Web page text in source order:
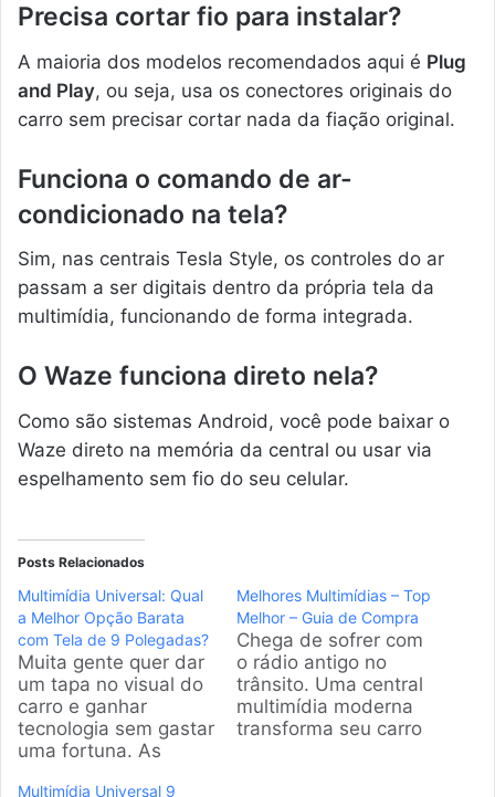
Precisa cortar fio para instalar?
A maioria dos modelos recomendados aqui é Plug
and Play, ou seja, usa os conectores originais do
carro sem precisar cortar nada da fiação original.
Funciona o comando de ar-
condicionado na tela?
Sim, nas centrais Tesla Style, os controles do ar
passam a ser digitais dentro da própria tela da
multimídia, funcionando de forma integrada.
O Waze funciona direto nela?
Como são sistemas Android, você pode baixar o
Waze direto na memória da central ou usar via
espelhamento sem fio do seu celular.
Posts Relacionados
Multimídia Universal: Qual
a Melhor Opção Barata
com Tela de 9 Polegadas?
Muita gente quer dar
um tapa no visual do
carro e ganhar
tecnologia sem gastar
uma fortuna. As
Melhores Multimídias – Top
Melhor – Guia de Compra
Chega de sofrer com
o rádio antigo no
trânsito. Uma central
multimídia moderna
transforma seu carro
Multimídia Universal 9